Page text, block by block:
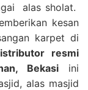
alas sholat.
kesan
karpet di
resmi
Bekasiini
alas masjid